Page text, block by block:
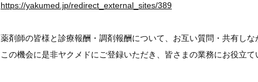
https://yakumed.jp/redirect_external_sites/389
薬剤師の皆様と診療報酬・調剤報酬について、お互い質問・共有しな
この機会に是非ヤクメドにご登録いただき、皆さまの業務にお役立て